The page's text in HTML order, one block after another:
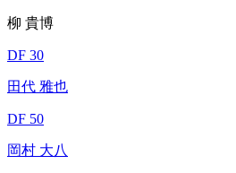
柳 貴博
DF 30
田代 雅也
DF 50
岡村 大八